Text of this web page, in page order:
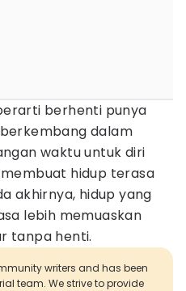
berhenti punya
dalam
waktu untuk diri
hidup terasa
akhirnya, hidup yang
lebih memuaskan
tanpa henti.
writers and has been
team. We strive to provide